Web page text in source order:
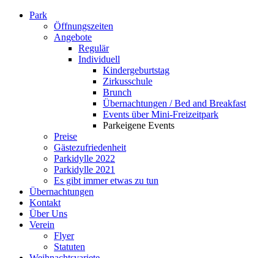
Park
Öffnungszeiten
Angebote
Regulär
Individuell
Kindergeburtstag
Zirkusschule
Brunch
Übernachtungen / Bed and Breakfast
Events über Mini-Freizeitpark
Parkeigene Events
Preise
Gästezufriedenheit
Parkidylle 2022
Parkidylle 2021
Es gibt immer etwas zu tun
Übernachtungen
Kontakt
Über Uns
Verein
Flyer
Statuten